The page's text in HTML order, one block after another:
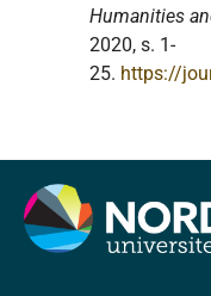
Humanities
2020, s. 1-
25. https://